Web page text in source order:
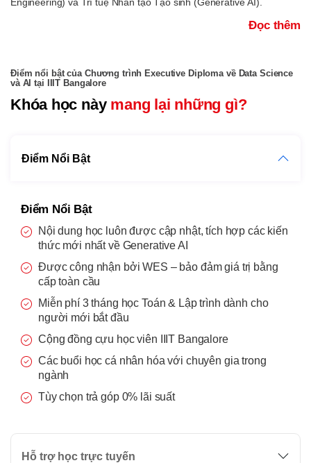
Đọc thêm
Điểm nổi bật của Chương trình Executive Diploma về Data Science
và AI tại IIIT Bangalore
Khóa học này mang lại những gì?
Điểm Nổi Bật
Điểm Nổi Bật
Nội dung học luôn được cập nhật, tích hợp các kiến
thức mới nhất về Generative AI
Được công nhận bởi WES – bảo đảm giá trị bằng
cấp toàn cầu
Miễn phí 3 tháng học Toán & Lập trình dành cho
người mới bắt đầu
Cộng đồng cựu học viên IIIT Bangalore
Các buổi học cá nhân hóa với chuyên gia trong
ngành
Tùy chọn trả góp 0% lãi suất
Hỗ trợ học trực tuyến